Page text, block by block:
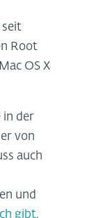
seit
Root
OS X
in der
von
auch
und
gibt,